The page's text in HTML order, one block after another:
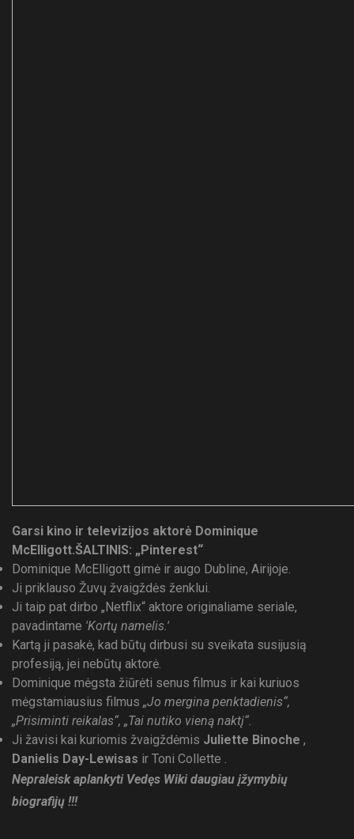
Garsi kino ir televizijos aktorė Dominique
McElligott.ŠALTINIS: „Pinterest“
Dominique McElligott gimė ir augo Dubline, Airijoje.
Ji priklauso Žuvų žvaigždės ženklui.
Ji taip pat dirbo „Netflix“ aktore originaliame seriale,
pavadintame 'Kortų namelis.'
Kartą ji pasakė, kad būtų dirbusi su sveikata susijusią
profesiją, jei nebūtų aktorė.
Dominique mėgsta žiūrėti senus filmus ir kai kuriuos
mėgstamiausius filmus „Jo mergina penktadienis“,
„Prisiminti reikalas“, „Tai nutiko vieną naktį“.
Ji žavisi kai kuriomis žvaigždėmis Juliette Binoche ,
Danielis Day-Lewisas ir Toni Collette .
Nepraleisk aplankyti Vedęs Wiki daugiau įžymybių
biografijų !!!